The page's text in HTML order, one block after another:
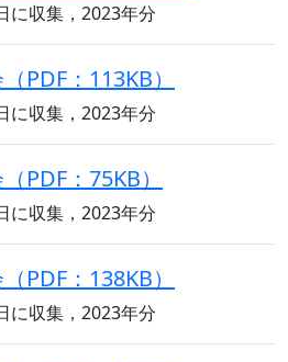
に収集，2023年分
PDF：113KB）
に収集，2023年分
PDF：75KB）
に収集，2023年分
PDF：138KB）
に収集，2023年分